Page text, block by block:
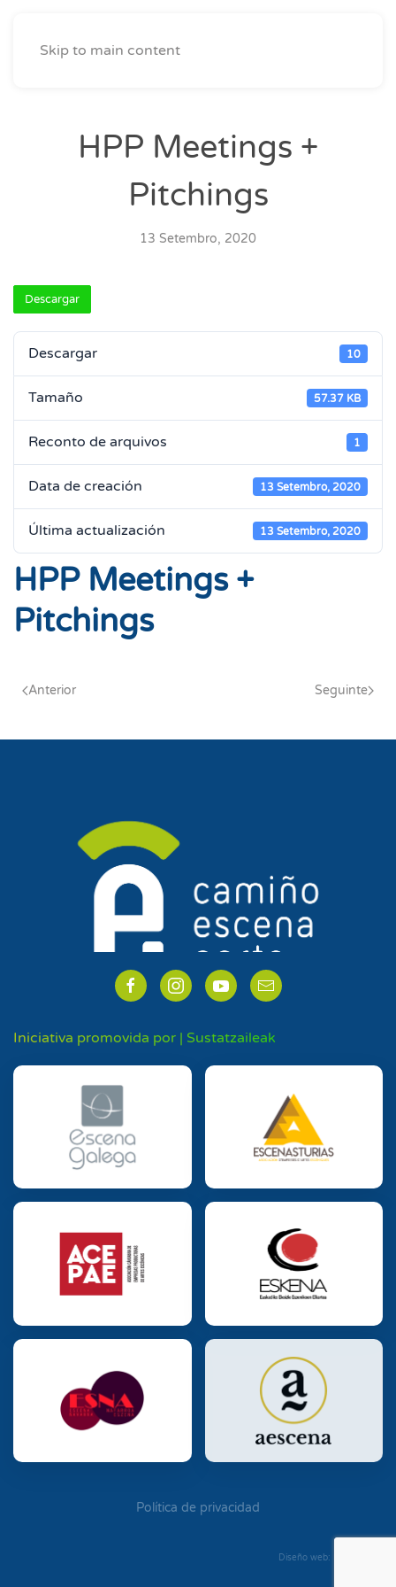
Skip to main content
HPP Meetings +
Pitchings
13 Setembro, 2020
Descargar
Descargar 10
Tamaño 57.37 KB
Reconto de arquivos 1
Data de creación 13 Setembro, 2020
Última actualización 13 Setembro, 2020
HPP Meetings +
Pitchings
Anterior Seguinte
Iniciativa promovida por | Sustatzaileak
Política de privacidad
Diseño web: Diego Seixo